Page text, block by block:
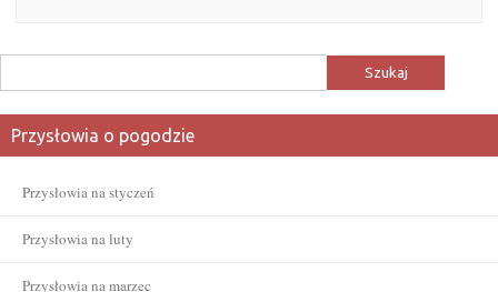
Przysłowia o pogodzie
Przysłowia na styczeń
Przysłowia na luty
Przysłowia na marzec